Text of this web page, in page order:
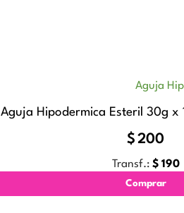
Aguja Hipodermica Esteril 30g
$ 200
Transf.: $ 190
Comprar